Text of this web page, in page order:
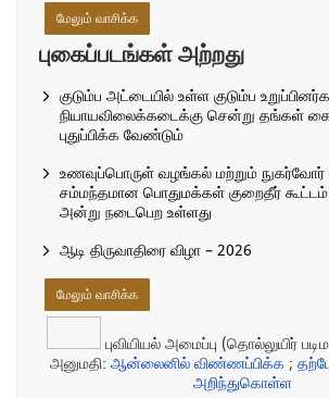
மேலும் வாசிக்க
புகைப்படங்கள் அற்றது
குடும்ப அட்டையில் உள்ள குடும்ப
நியாயவிலைக்கடைக்கு சென்று தங்கள்
புதுப்பிக்க வேண்டும்
உணவுப்பொருள் வழங்கல் மற்றும் நுகர்வோர்
சம்மந்தமான பொதுமக்கள் குறைதீர் கூட்டம்
அன்று நடைபெற உள்ளது
ஆடி திருவாதிரை விழா – 2026
மேலும் வாசிக்க
புவியியல் அமைப்பு (தொல்லுயிர்
அனுமதி:ஆன்லைனில் விண்ணப்பிக்க ;
அறிந்துகொள்ள